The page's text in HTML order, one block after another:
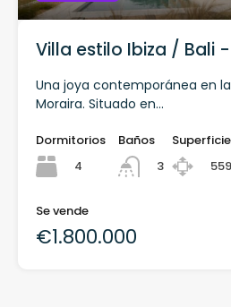
Villa estilo Ibiza / Bali
Una joya contemporánea en
Moraira. Situado en...
Dormitorios
4
Baños
3
559
Se vende
€1.800.000